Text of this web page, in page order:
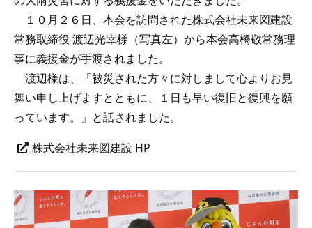
１０月２６日、本会を訪問された株式会社未来図建設
常務取締役 渡辺光幸様（写真左）から本会高橋敬常務理
事に義援金が手渡されました。
渡辺様は、「被災された方々に対しまして心よりお見
舞い申し上げますとともに、１日も早い復旧と復興を願
っています。」と話されました。
株式会社未来図建設 HP